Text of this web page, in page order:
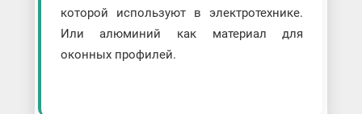
которой используют в электротехнике.
Или алюминий как материал для
оконных профилей.